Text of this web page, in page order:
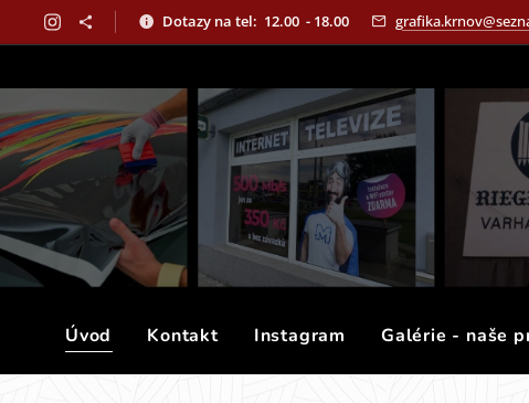
Dotazy na tel: 12.00 - 18.00
Úvod Kontakt Instagram Galérie - naše